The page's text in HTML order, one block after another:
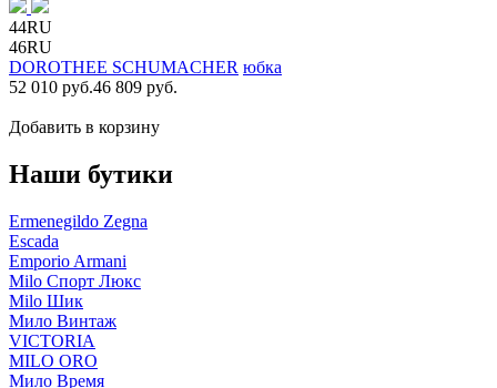
44RU
46RU
DOROTHEE SCHUMACHER юбка
52 010 руб.46 809 руб.
Добавить в корзину
Наши бутики
Ermenegildo Zegna
Escada
Emporio Armani
Milo Спорт Люкс
Milo Шик
Мило Винтаж
VICTORIA
MILO ORO
Мило Время